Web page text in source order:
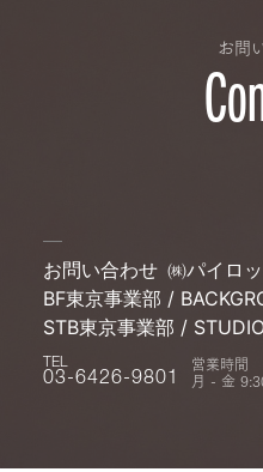
お問
お問い合わせ ㈱パイロ
BF東京事業部 /
STB東京事業部 /
TEL
03-6426-9801
営業時間
月 - 金